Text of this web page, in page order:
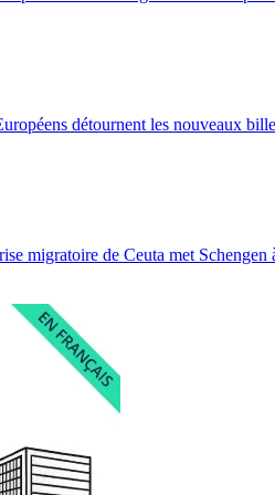
détournent les nouveaux
migratoire de Ceuta met Schengen